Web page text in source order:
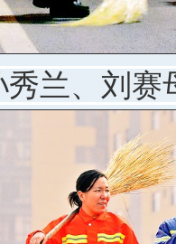
、刘赛